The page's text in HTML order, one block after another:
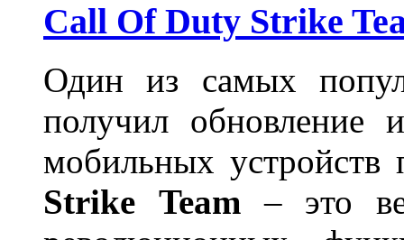
Call Of Duty Strike
Один из самых
получил обновление
мобильных
Strike
Team– это